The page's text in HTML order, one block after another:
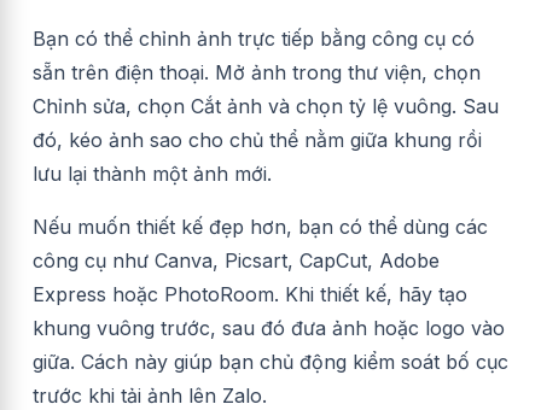
Bạn có thể chỉnh ảnh trực tiếp bằng công cụ có
sẵn trên điện thoại. Mở ảnh trong thư viện, chọn
Chỉnh sửa, chọn Cắt ảnh và chọn tỷ lệ vuông. Sau
đó, kéo ảnh sao cho chủ thể nằm giữa khung rồi
lưu lại thành một ảnh mới.
Nếu muốn thiết kế đẹp hơn, bạn có thể dùng các
công cụ như Canva, Picsart, CapCut, Adobe
Express hoặc PhotoRoom. Khi thiết kế, hãy tạo
khung vuông trước, sau đó đưa ảnh hoặc logo vào
giữa. Cách này giúp bạn chủ động kiểm soát bố cục
trước khi tải ảnh lên Zalo.